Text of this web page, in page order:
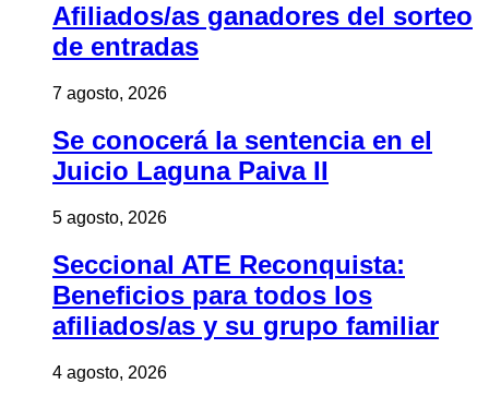
Afiliados/as ganadores del sorteo
de entradas
7 agosto, 2026
Se conocerá la sentencia en el
Juicio Laguna Paiva II
5 agosto, 2026
Seccional ATE Reconquista:
Beneficios para todos los
afiliados/as y su grupo familiar
4 agosto, 2026